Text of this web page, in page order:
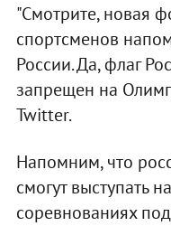
"Смотрите, новая
спортсменов
России. Да, флаг
запрещен на
Twitter.
Напомним, что
смогут выступать
соревнованиях